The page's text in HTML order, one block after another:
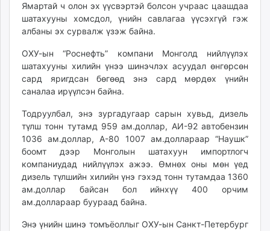
mnb.mn
Livetv.mn
24tsag.mn
shuud.mn
eagle.mn
zarig.mn
today.mn
zuv.mn
mminfo.mn
ugluu.mn
urlag.mn
unen.mn
asu.mn
Ямартай ч олон эх үүсвэртэй болсон учраас цаашдаа
шатахууны хомсдол, үнийн савлагаа үүсэхгүй гэж
албаны эх сурвалж үзэж байна.
ОХУ-ын “Роснефть” компани Монголд нийлүүлэх
шатахууны хилийн үнээ шинэчлэх асуудал өнгөрсөн
сард яригдсан бөгөөд энэ сард мөрдөх үнийн
саналаа ирүүлсэн байна.
Тодруулбал, энэ зургадугаар сарын хувьд, дизель
түлш тонн тутамд 959 ам.доллар, АИ-92 автобензин
1036 ам.доллар, А-80 1007 ам.доллараар “Наушк”
боомт дээр Монголын шатахуун импортлогч
компаниудад нийлүүлэх ажээ. Өмнөх оны мөн үед
дизель түлшийн хилийн үнэ гэхэд тонн тутамдаа 1360
ам.доллар байсан бол ийнхүү 400 орчим
ам.доллараар буураад байна.
Энэ үнийн шинэ томъёоллыг ОХУ-ын Санкт-Петербург